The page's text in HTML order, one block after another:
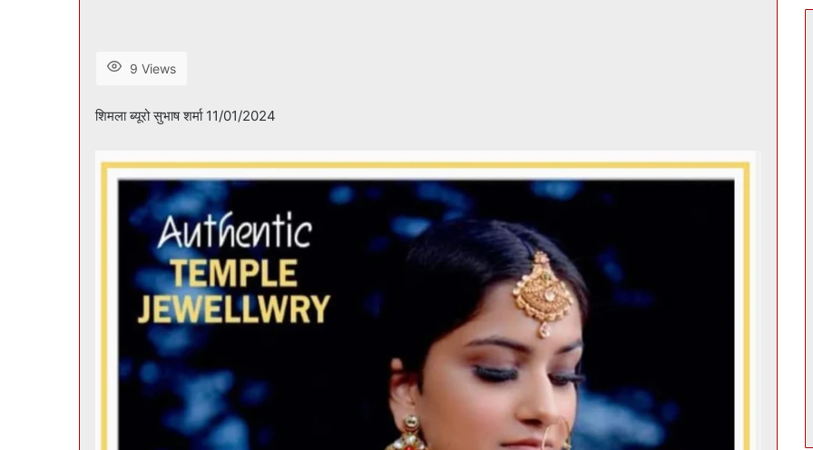
9 Views
शिमला ब्यूरो सुभाष शर्मा 11/01/2024